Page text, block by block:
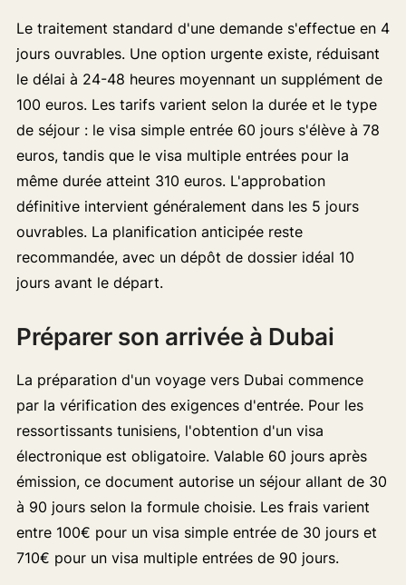
Le traitement standard d'une demande s'effectue en 4
jours ouvrables. Une option urgente existe, réduisant
le délai à 24-48 heures moyennant un supplément de
100 euros. Les tarifs varient selon la durée et le type
de séjour : le visa simple entrée 60 jours s'élève à 78
euros, tandis que le visa multiple entrées pour la
même durée atteint 310 euros. L'approbation
définitive intervient généralement dans les 5 jours
ouvrables. La planification anticipée reste
recommandée, avec un dépôt de dossier idéal 10
jours avant le départ.
Préparer son arrivée à Dubai
La préparation d'un voyage vers Dubai commence
par la vérification des exigences d'entrée. Pour les
ressortissants tunisiens, l'obtention d'un visa
électronique est obligatoire. Valable 60 jours après
émission, ce document autorise un séjour allant de 30
à 90 jours selon la formule choisie. Les frais varient
entre 100€ pour un visa simple entrée de 30 jours et
710€ pour un visa multiple entrées de 90 jours.